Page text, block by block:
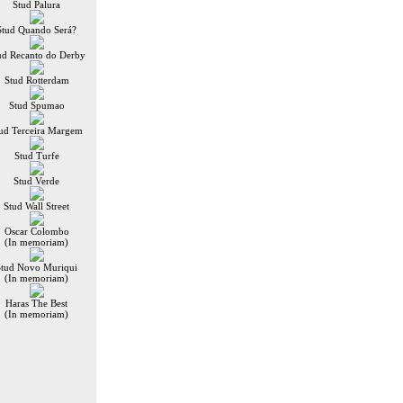
Stud Palura
Quando Será?
Recanto do Derby
Stud Rotterdam
Stud Spumao
Terceira Margem
Stud Turfe
Stud Verde
Stud Wall Street
Oscar Colombo
(In memoriam)
Novo Muriqui
(In memoriam)
Haras The Best
(In memoriam)